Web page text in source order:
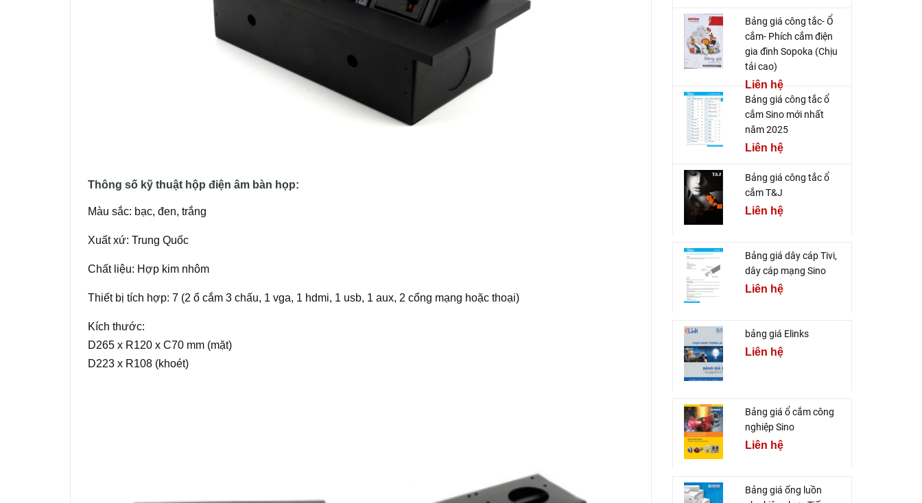
Thông số kỹ thuật hộp điện âm bàn họp:
Màu sắc: bạc, đen, trắng
Xuất xứ: Trung Quốc
Chất liệu: Hợp kim nhôm
Thiết bị tích hợp: 7 (2 ổ cắm 3 chấu, 1 vga, 1 hdmi, 1 usb, 1 aux, 2 cổng mạng hoặc thoại)
Kích thước:
D265 x R120 x C70 mm (mặt)
D223 x R108 (khoét)
Bảng giá công tắc- Ổ
cắm- Phích cắm điện
gia đình Sopoka (Chịu
tải cao)
Liên hệ
Bảng giá công tắc ổ
cắm Sino mới nhất
năm 2025
Liên hệ
Bảng giá công tắc ổ
cắm T&J
Liên hệ
Bảng giá dây cáp Tivi,
dây cáp mạng Sino
Liên hệ
bảng giá Elinks
Liên hệ
Bảng giá ổ cắm công
nghiệp Sino
Liên hệ
Bảng giá ống luồn